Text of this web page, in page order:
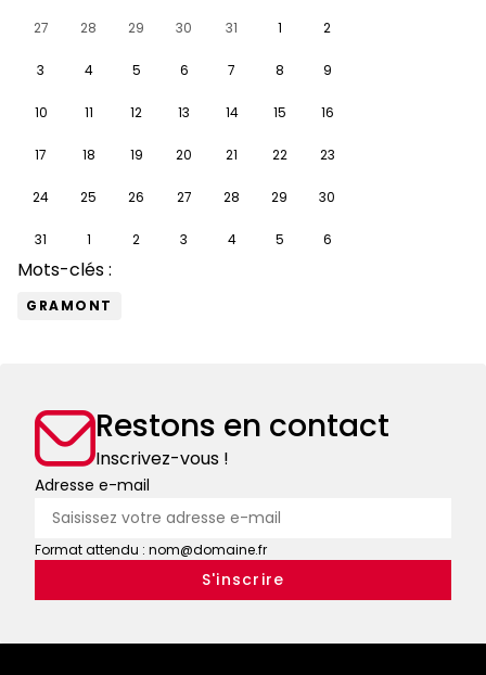
27 28 29 30 31 1 2
3 4 5 6 7 8 9
10 11 12 13 14 15 16
17 18 19 20 21 22 23
24 25 26 27 28 29 30
31 1 2 3 4 5 6
Mots-clés :
GRAMONT
Restons en contact
Inscrivez-vous !
Adresse e-mail
Format attendu : nom@domaine.fr